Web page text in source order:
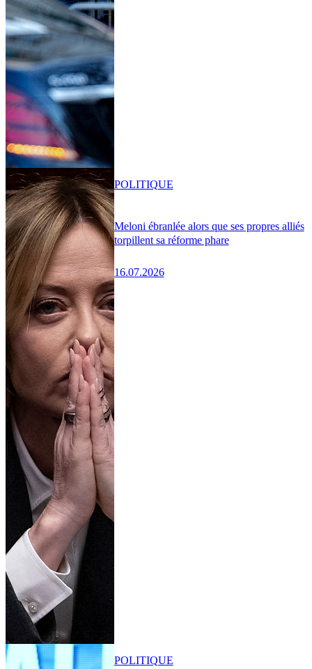
Meloni ébranlée alors que ses propres alliés
torpillent sa réforme phare
16.07.2026
POLITIQUE
POLITIQUE